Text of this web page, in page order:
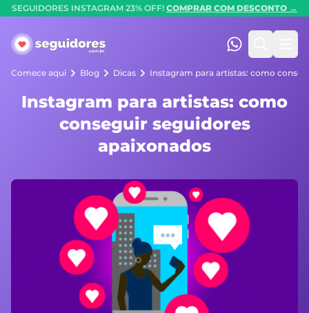
SEGUIDORES INSTAGRAM 23% OFF! COMPRAR COM DESCONTO →
Seguidores.com.br
(47) 99247-
Comece aqui Blog Dicas Instagram para artistas: como
Instagram para artistas: como
conseguir seguidores
apaixonados